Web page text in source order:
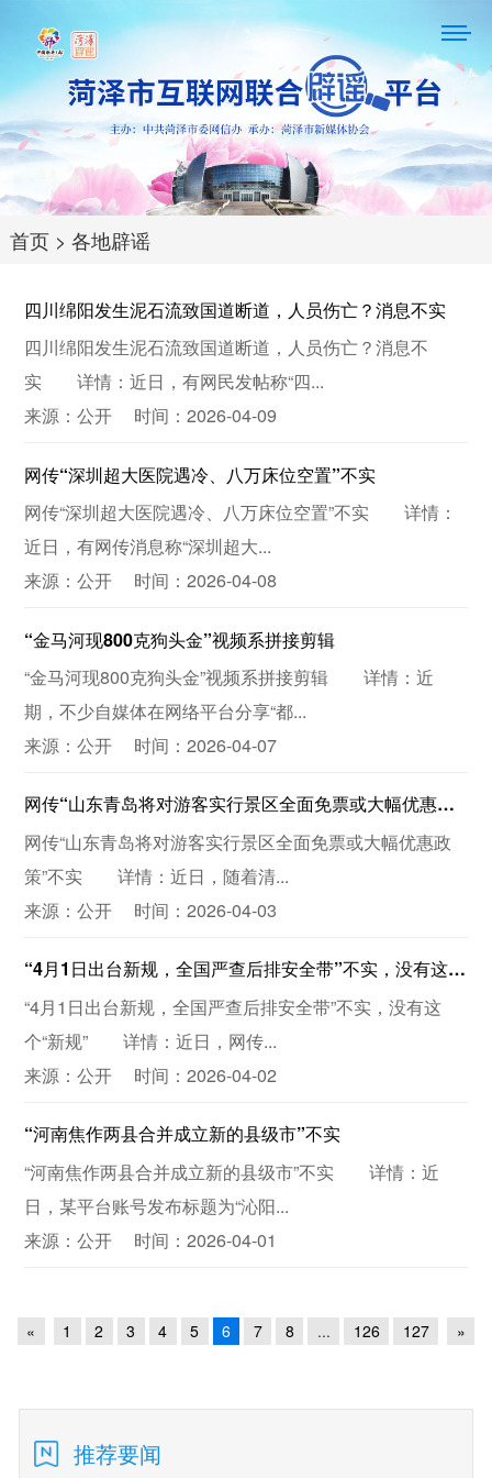
首页> 各地辟谣
四川绵阳发生泥石流致国道断道，人员伤亡？消息不实
四川绵阳发生泥石流致国道断道，人员伤亡？消息不
实 详情：近日，有网民发帖称“四...
来源：公开 时间：2026-04-09
网传“深圳超大医院遇冷、八万床位空置”不实
网传“深圳超大医院遇冷、八万床位空置”不实 详情：
近日，有网传消息称“深圳超大...
来源：公开 时间：2026-04-08
“金马河现800克狗头金”视频系拼接剪辑
“金马河现800克狗头金”视频系拼接剪辑 详情：近
期，不少自媒体在网络平台分享“都...
来源：公开 时间：2026-04-07
网传“山东青岛将对游客实行景区全面免票或大幅优惠政策”不实
网传“山东青岛将对游客实行景区全面免票或大幅优惠政
策”不实 详情：近日，随着清...
来源：公开 时间：2026-04-03
“4月1日出台新规，全国严查后排安全带”不实，没有这个“新规”
“4月1日出台新规，全国严查后排安全带”不实，没有这
个“新规” 详情：近日，网传...
来源：公开 时间：2026-04-02
“河南焦作两县合并成立新的县级市”不实
“河南焦作两县合并成立新的县级市”不实 详情：近
日，某平台账号发布标题为“沁阳...
来源：公开 时间：2026-04-01
« 1 2 3 4 5 6 7 8 ... 126 127 »
推荐要闻